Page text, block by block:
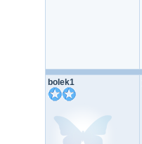
bolek1